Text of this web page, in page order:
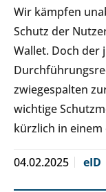
Wir kämpfen
Schutz der
Wallet. Doch der
zwiegespalten
wichtige
kürzlich in
04.02.2025 eID